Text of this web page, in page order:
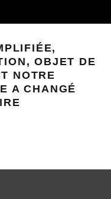
OBJET DE
NOTRE
A CHANGÉ